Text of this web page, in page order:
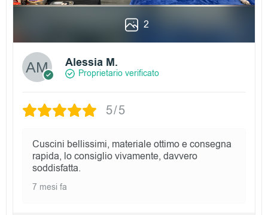
2
Alessia M.
Proprietario verificato
5/5
Cuscini bellissimi, materiale ottimo e consegna
rapida, lo consiglio vivamente, davvero
soddisfatta.
7 mesi fa